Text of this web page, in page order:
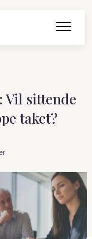
Vil sittende
taket?